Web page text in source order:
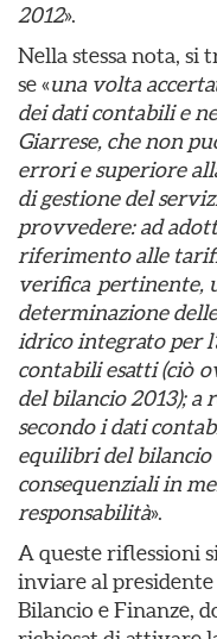
2012».
Nella stessa nota, si
se «una volta
dei dati contabili e
Giarrese, che non
errori e superiore
di gestione del
provvedere: ad
riferimento alle
verifica pertinente,
determinazione
idrico integrato per
contabili esatti (ciò
del bilancio 2013); a
secondo i dati
equilibri del bilancio
consequenziali in
responsabilità».
A queste riflessioni
inviare al
Bilancio e Finanze,